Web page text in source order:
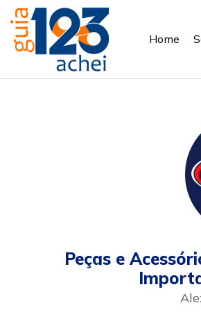
Home
Peças e